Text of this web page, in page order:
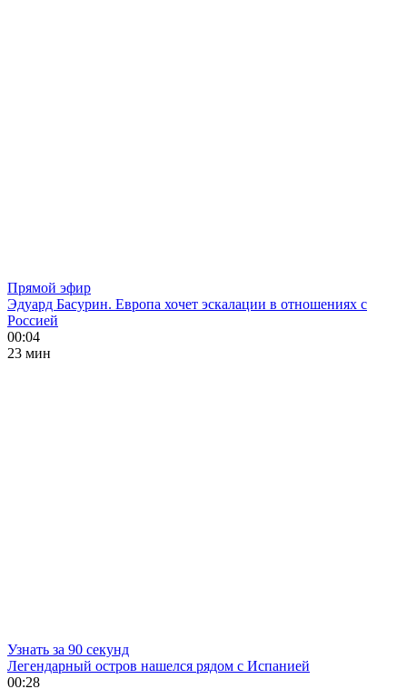
Прямой эфир
Эдуард Басурин. Европа хочет эскалации в отношениях с
Россией
00:04
23 мин
Узнать за 90 секунд
Легендарный остров нашелся рядом с Испанией
00:28